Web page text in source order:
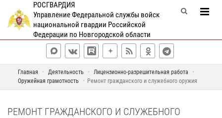
РОСГВАРДИЯ
Управление Федеральной службы войск
национальной гвардии Российской
Федерации по Новгородской области
Главная Деятельность
Лицензионно-разрешительная работа
Оружейная грамотность
Ремонт гражданского и служебного оружия
РЕМОНТ ГРАЖДАНСКОГО И СЛУЖЕБНОГО